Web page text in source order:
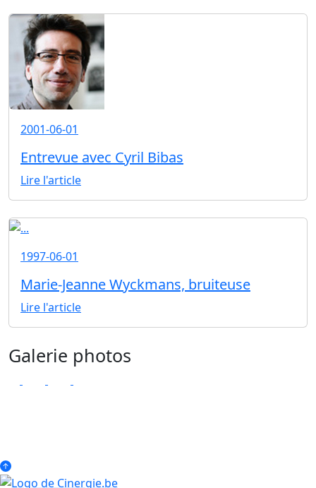
2001-06-01
Entrevue avec Cyril Bibas
Lire l'article
1997-06-01
Marie-Jeanne Wyckmans, bruiteuse
Lire l'article
Galerie photos